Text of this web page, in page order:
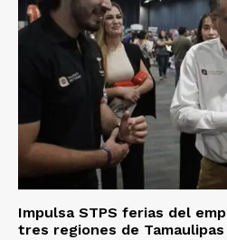
Impulsa STPS ferias del
tres regiones de Tamaulipas